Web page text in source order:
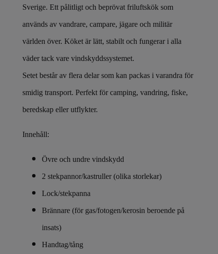
Sverige. Ett pålitligt och beprövat friluftskök som
används av vandrare, campare, jägare och militär
världen över. Köket är lätt, stabilt och fungerar i alla
väder tack vare vindskyddssystemet.
Setet består av flera delar som kan packas i varandra för
smidig transport. Perfekt för camping, vandring, fiske,
beredskap eller utflykter.
Innehåll:
Övre och undre vindskydd
2 stekpannor/kastruller (olika storlekar)
Lock/stekpanna
Brännare (för gas/fotogen/kerosin beroende på
insats)
Handtag/tång